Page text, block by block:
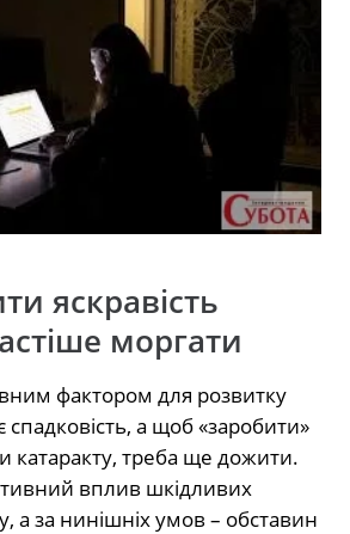
яскравість
моргати
фактором для розвитку
спадковість, а щоб «заробити»
катаракту, треба ще дожити.
вплив шкідливих
а за нинішніх умов – обставин